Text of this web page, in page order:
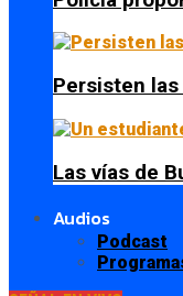
Persisten
Las vías de
Audios
Podcast